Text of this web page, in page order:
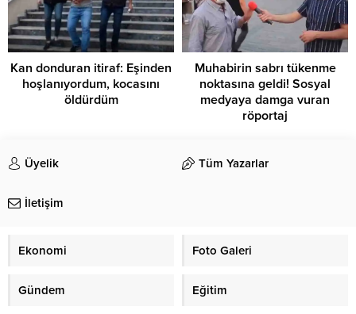
Kan donduran itiraf: Eşinden
hoşlanıyordum, kocasını
öldürdüm
Muhabirin sabrı tükenme
noktasına geldi! Sosyal
medyaya damga vuran
röportaj
Üyelik Tüm Yazarlar
İletişim
Ekonomi Foto Galeri
Gündem Eğitim